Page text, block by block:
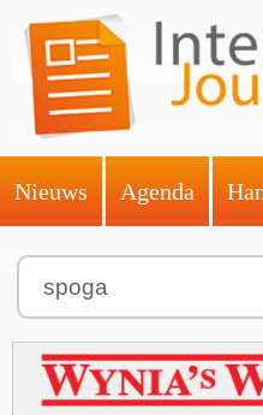
Nieuws Agenda